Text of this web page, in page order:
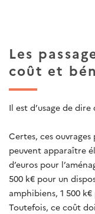
Les
coût et
Il est d’usage de
Certes, ces
peuvent apparaître
d’euros pour
500 k€ pour un
amphibiens, 1 500
Toutefois, ce coût